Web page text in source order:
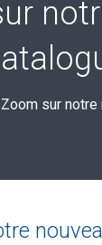
sur notre